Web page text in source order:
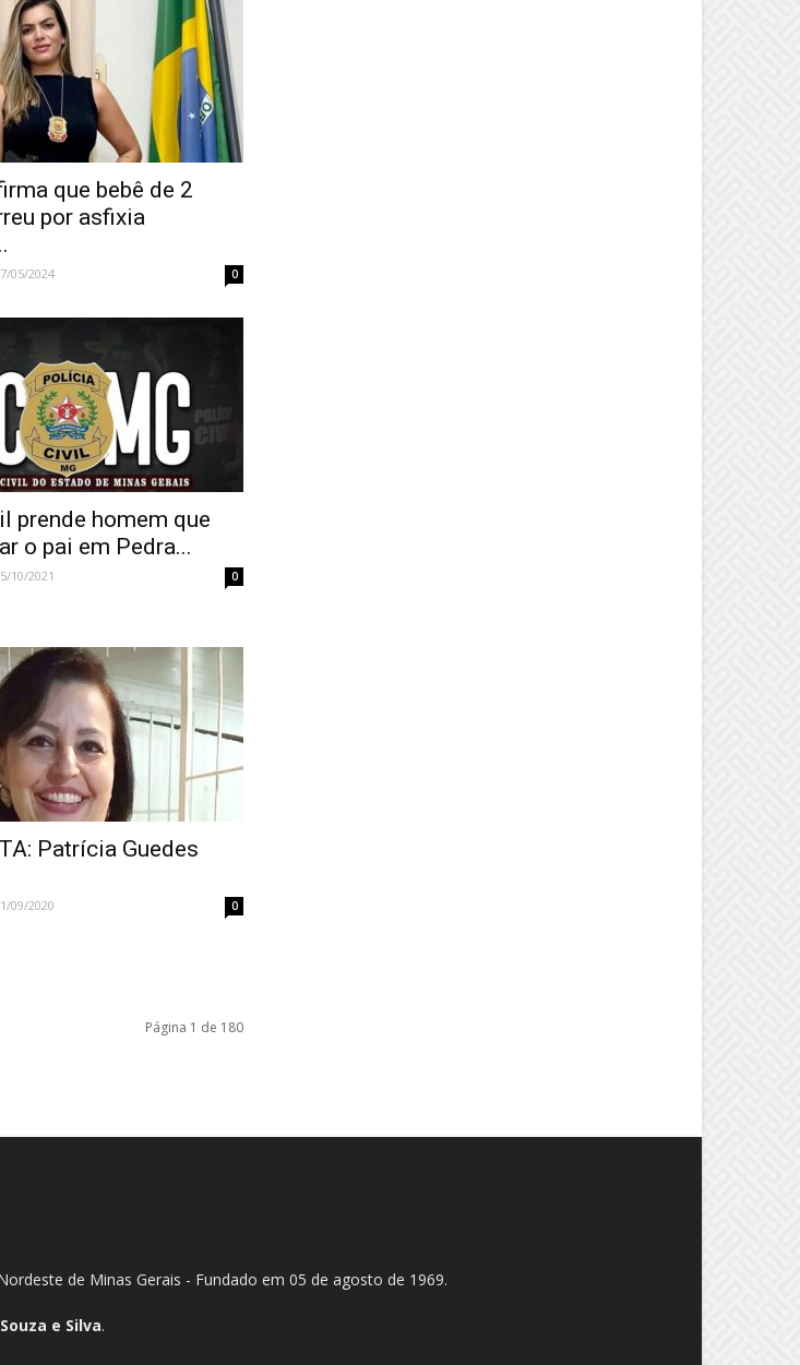
que bebê de 2
por asfixia
05/2024 0
prende homem que
o pai em Pedra...
10/2021 0
Patrícia Guedes
09/2020 0
Página 1 de 180
de Minas Gerais - Fundado em 05 de agosto de 1969.
e Silva.